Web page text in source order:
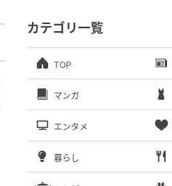
カテゴリ一覧
TOP
マンガ
エンタメ
暮らし